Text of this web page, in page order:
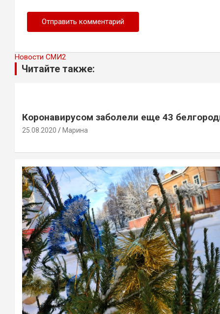
Новости СМИ2
Читайте также:
Коронавирусом заболели еще 43
25.08.2020 Марина